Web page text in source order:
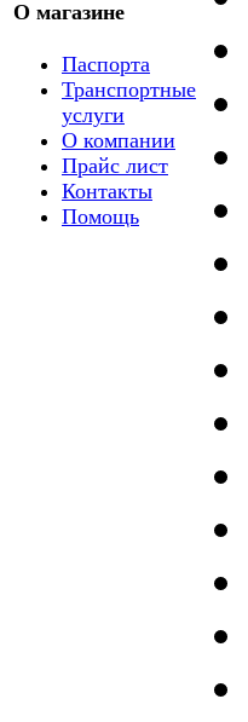
О магазине
Паспорта
Транспортные
услуги
О компании
Прайс лист
Контакты
Помощь